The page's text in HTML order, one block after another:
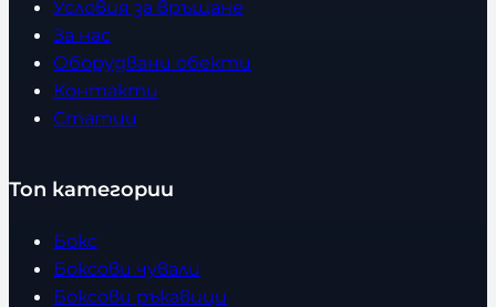
Условия за връщане
За нас
Оборудвани обекти
Контакти
Статии
Топ категории
Бокс
Боксови чували
Боксови ръкавици